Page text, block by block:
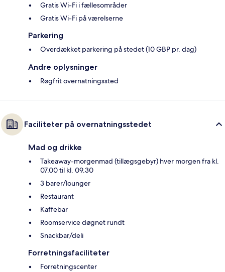
Gratis Wi-Fi i fællesområder
Gratis Wi-Fi på værelserne
Parkering
Overdækket parkering på stedet (10 GBP pr. dag)
Andre oplysninger
Røgfrit overnatningssted
Faciliteter på overnatningsstedet
Mad og drikke
Takeaway-morgenmad (tillægsgebyr) hver morgen fra kl.
07.00 til kl. 09.30
3 barer/lounger
Restaurant
Kaffebar
Roomservice døgnet rundt
Snackbar/deli
Forretningsfaciliteter
Forretningscenter